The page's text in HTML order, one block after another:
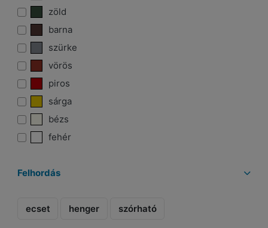
zöld
barna
szürke
vörös
piros
sárga
bézs
fehér
Felhordás
ecset henger szórható